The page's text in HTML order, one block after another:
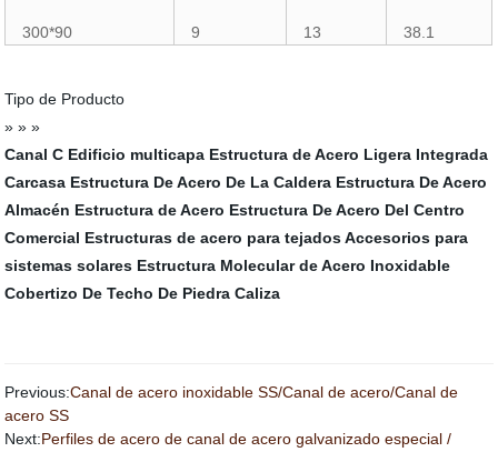
300*90 9 13 38.1
Tipo de Producto
» » »
Canal C Edificio multicapa Estructura de Acero Ligera Integrada
Carcasa Estructura De Acero De La Caldera Estructura De Acero
Almacén Estructura de Acero Estructura De Acero Del Centro
Comercial Estructuras de acero para tejados Accesorios para
sistemas solares Estructura Molecular de Acero Inoxidable
Cobertizo De Techo De Piedra Caliza
Previous:Canal de acero inoxidable SS/Canal de acero/Canal de
acero SS
Next:Perfiles de acero de canal de acero galvanizado especial /